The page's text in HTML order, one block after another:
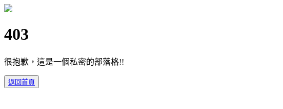
403
很抱歉，這是一個私密的部落格!!
返回首頁